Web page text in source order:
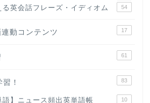
る英会話フレーズ・イディオム 54
動コンテンツ 17
61
！ 83
語】ニュース頻出英単語帳 10